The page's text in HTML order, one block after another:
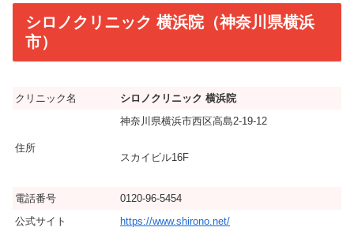
シロノクリニック 横浜院（神奈川県横浜
市）
クリニック名 シロノクリニック 横浜院
住所
神奈川県横浜市西区高島2-19-12
スカイビル16F
電話番号
0120-96-5454
公式サイト
https://www.shirono.net/